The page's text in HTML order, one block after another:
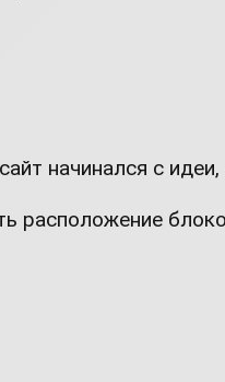
начинался с идеи,
расположение